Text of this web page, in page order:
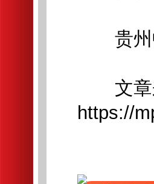
贵州
文章
https://